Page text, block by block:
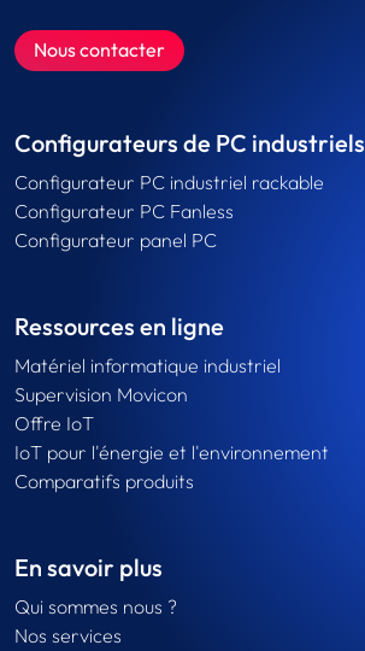
Nous contacter
Configurateurs de PC industriels
Configurateur PC industriel rackable
Configurateur PC Fanless
Configurateur panel PC
Ressources en ligne
Matériel informatique industriel
Supervision Movicon
Offre IoT
IoT pour l'énergie et l'environnement
Comparatifs produits
En savoir plus
Qui sommes nous ?
Nos services